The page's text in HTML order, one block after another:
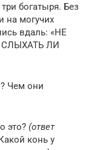
богатыря. Без
на могучих
вдаль: «НЕ
ЛИ
Чем они
это? (ответ
конь у